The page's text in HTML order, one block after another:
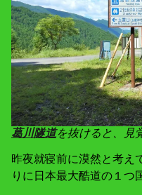
葛川隧道を抜けると、見
昨夜就寝前に漠然と考え
りに日本最大酷道の１つ